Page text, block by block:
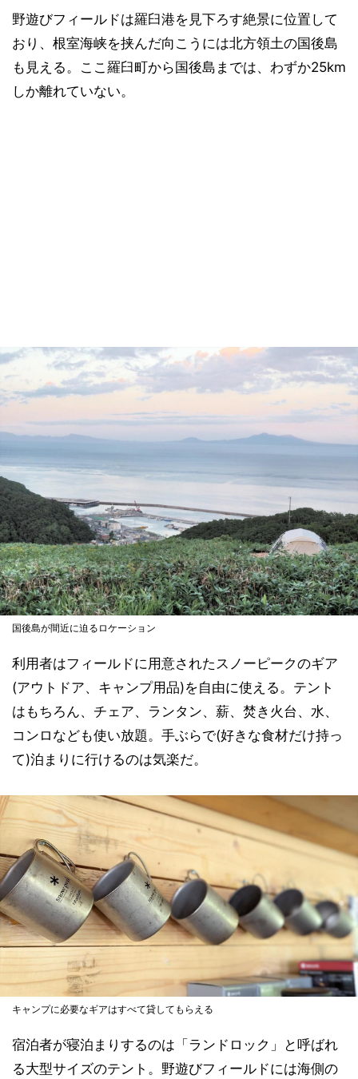
野遊びフィールドは羅臼港を見下ろす絶景に位置して
おり、根室海峡を挟んだ向こうには北方領土の国後島
も見える。ここ羅臼町から国後島までは、わずか25km
しか離れていない。
国後島が間近に迫るロケーション
利用者はフィールドに用意されたスノーピークのギア
(アウトドア、キャンプ用品)を自由に使える。テント
はもちろん、チェア、ランタン、薪、焚き火台、水、
コンロなども使い放題。手ぶらで(好きな食材だけ持っ
て)泊まりに行けるのは気楽だ。
キャンプに必要なギアはすべて貸してもらえる
宿泊者が寝泊まりするのは「ランドロック」と呼ばれ
る大型サイズのテント。野遊びフィールドには海側の